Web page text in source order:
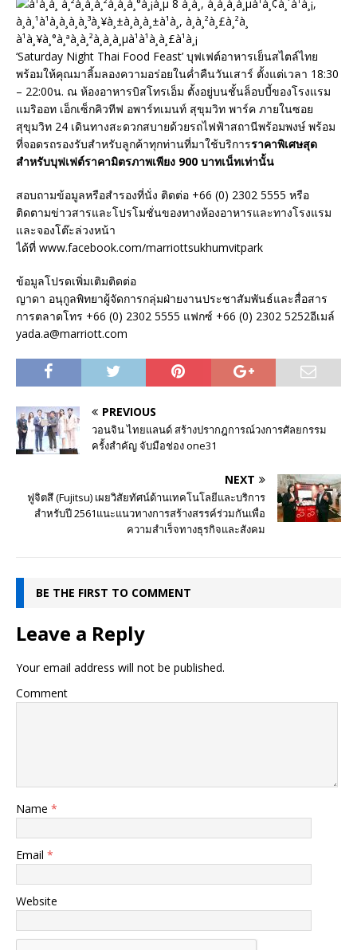
‘Saturday Night Thai Food Feast’ บุฟเฟต์อาหารเย็นสไตล์ไทย
พร้อมให้คุณมาลิ้มลองความอร่อยในค่ำคืนวันเสาร์ ตั้งแต่เวลา 18:30
– 22:00น. ณ ห้องอาหารบิสโทรเอ็ม ตั้งอยู่บนชั้นล็อบบี้ของโรงแรม
แมริออท เอ็กเซ็กคิวทีฟ อพาร์ทเมนท์ สุขุมวิท พาร์ค ภายในซอย
สุขุมวิท 24 เดินทางสะดวกสบายด้วยรถไฟฟ้าสถานีพร้อมพงษ์ พร้อม
ที่จอดรถรองรับสำหรับลูกค้าทุกท่านที่มาใช้บริการราคาพิเศษสุด
สำหรับบุฟเฟต์ราคามิตรภาพเพียง 900 บาทเน็ทเท่านั้น
สอบถามข้อมูลหรือสำรองที่นั่ง ติดต่อ +66 (0) 2302 5555 หรือ
ติดตามข่าวสารและโปรโมชั่นของทางห้องอาหารและทางโรงแรม
และจองโต๊ะล่วงหน้า
ได้ที่ www.facebook.com/marriottsukhumvitpark
ข้อมูลโปรดเพิ่มเติมติดต่อ
ญาดา อนุกูลพิทยาผู้จัดการกลุ่มฝ่ายงานประชาสัมพันธ์และสื่อสาร
การตลาดโทร +66 (0) 2302 5555 แฟกซ์ +66 (0) 2302 5252อีเมล์
yada.a@marriott.com
PREVIOUS
วอนจิน ไทยแลนด์ สร้างปรากฎการณ์วงการศัลยกรรม
ครั้งสำคัญ จับมือช่อง one31
NEXT
ฟูจิตสึ (Fujitsu) เผยวิสัยทัศน์ด้านเทคโนโลยีและบริการ
สำหรับปี 2561แนะแนวทางการสร้างสรรค์ร่วมกันเพื่อ
ความสำเร็จทางธุรกิจและสังคม
BE THE FIRST TO COMMENT
Leave a Reply
Your email address will not be published.
Comment
Name *
Email *
Website